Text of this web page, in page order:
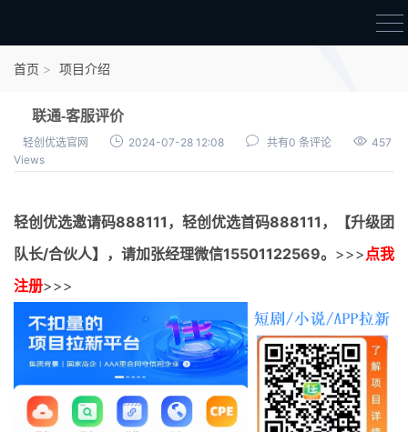
结算进度
团队长扶持
充场项目报价
无人直播
电商入门
最新通知
首页 项目介绍
联通-客服评价
轻创优选官网 2024-07-28 12:08 共有0 条评论
457
Views
轻创优选邀请码888111， 轻创优选首码888111，【升级团
队长/合伙人】，请加张经理微信15501122569。 >>>点我
注册>>>